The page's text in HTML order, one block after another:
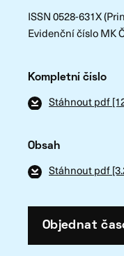
ISSN 0528-631X
Evidenční číslo MK
Kompletní číslo
Stáhnout pdf
Obsah
Stáhnout pdf
Objednat